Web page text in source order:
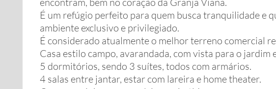
É um refúgio perfeito para quem busca tranquilidade e
ambiente exclusivo e privilegiado.
É considerado atualmente o melhor terreno comercial
Casa estilo campo, avarandada, com vista para o jardim
5 dormitórios, sendo 3 suítes, todos com armários.
4 salas entre jantar, estar com lareira e home theater.